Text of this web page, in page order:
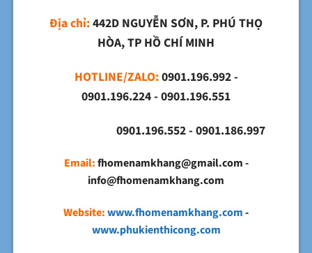
Địa chỉ:442D NGUYỄN SƠN, P. PHÚ THỌ
HÒA, TP HỒ CHÍ MINH
HOTLINE/ZALO:0901.196.992 -
0901.196.224 - 0901.196.551
0901.196.552 - 0901.186.997
Email:fhomenamkhang@gmail.com -
info@fhomenamkhang.com
Website:www.fhomenamkhang.com-
www.phukienthicong.com